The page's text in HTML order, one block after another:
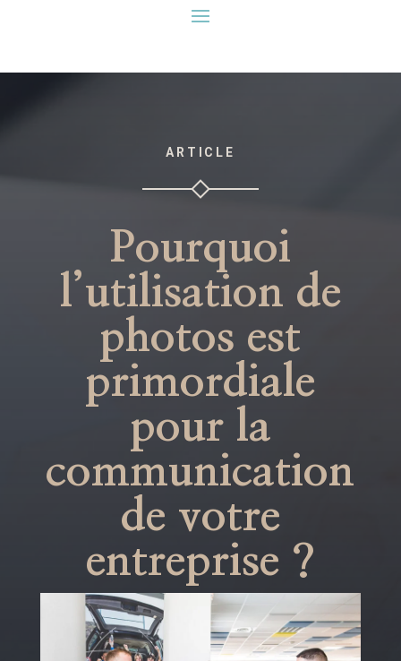
ARTICLE
Pourquoi
l’utilisation de
photos est
primordiale
pour la
communication
de votre
entreprise ?